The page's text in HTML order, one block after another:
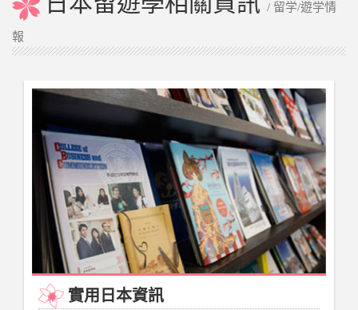
/ 留学/遊学情
報
實用日本資訊